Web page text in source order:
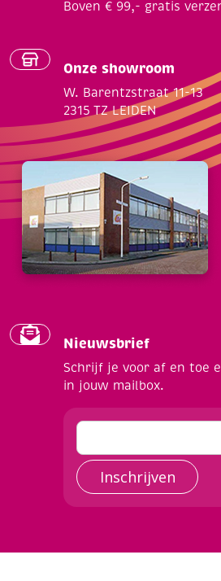
Boven € 99,- gratis
Onze showroom
W. Barentzstraat 11-13
2315 TZ LEIDEN
Nieuwsbrief
Schrijf je voor af en toe
in jouw mailbox.
Inschrijven